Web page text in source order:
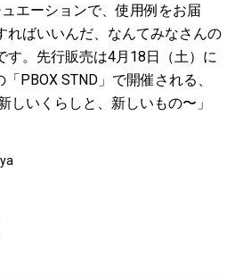
エーションで、使用例をお届
ればいいんだ、なんてみなさんの
す。先行販売は4月18日（土）に
「PBOX STND」で開催される、
しいくらしと、新しいもの〜」